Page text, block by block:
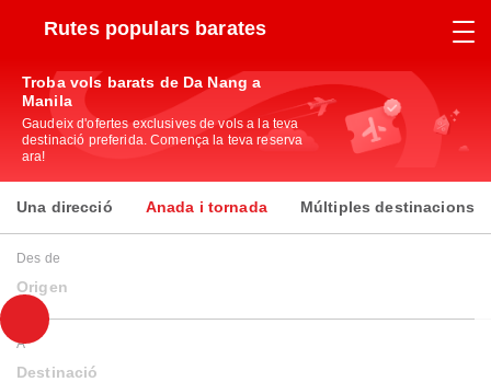
Rutes populars barates
Troba vols barats de Da Nang a
Manila
Gaudeix d'ofertes exclusives de vols a la teva
destinació preferida. Comença la teva reserva
ara!
Una direcció Anada i tornada Múltiples destinacions
Des de
Origen
A
Destinació